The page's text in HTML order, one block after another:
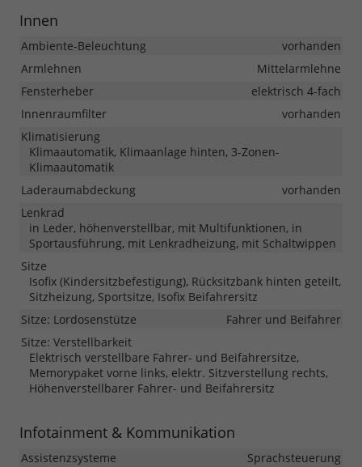
Innen
Ambiente-Beleuchtung
vorhanden
Armlehnen
Mittelarmlehne
Fensterheber
elektrisch 4-fach
Innenraumfilter
vorhanden
Klimatisierung
Klimaautomatik, Klimaanlage hinten, 3-Zonen-
Klimaautomatik
Laderaumabdeckung
vorhanden
Lenkrad
in Leder, höhenverstellbar, mit Multifunktionen, in
Sportausführung, mit Lenkradheizung, mit Schaltwippen
Sitze
Isofix (Kindersitzbefestigung), Rücksitzbank hinten geteilt,
Sitzheizung, Sportsitze, Isofix Beifahrersitz
Sitze: Lordosenstütze
Fahrer und Beifahrer
Sitze: Verstellbarkeit
Elektrisch verstellbare Fahrer- und Beifahrersitze,
Memorypaket vorne links, elektr. Sitzverstellung rechts,
Höhenverstellbarer Fahrer- und Beifahrersitz
Infotainment & Kommunikation
Assistenzsysteme
Sprachsteuerung